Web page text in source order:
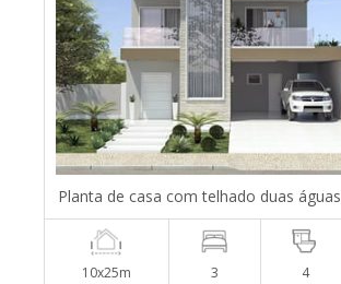
Planta de casa com telhado duas águas
10x25m 3 4